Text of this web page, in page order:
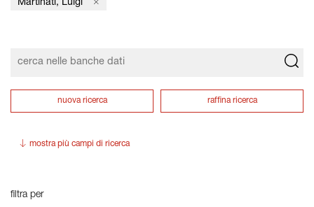
Martinati, Luigi
nuova ricerca raffina ricerca
mostra più campi di ricerca
filtra per